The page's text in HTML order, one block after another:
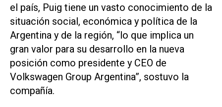
el país, Puig tiene un vasto conocimiento de la
situación social, económica y política de la
Argentina y de la región, “lo que implica un
gran valor para su desarrollo en la nueva
posición como presidente y CEO de
Volkswagen Group Argentina”, sostuvo la
compañía.